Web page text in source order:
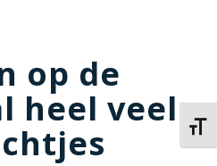
op de
heel veel